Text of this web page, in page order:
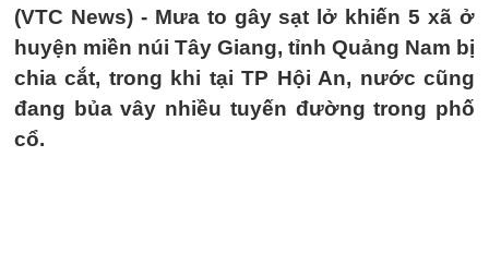
(VTC News) - Mưa to gây sạt lở khiến 5 xã ở
huyện miền núi Tây Giang, tỉnh Quảng Nam bị
chia cắt, trong khi tại TP Hội An, nước cũng
đang bủa vây nhiều tuyến đường trong phố
cổ.